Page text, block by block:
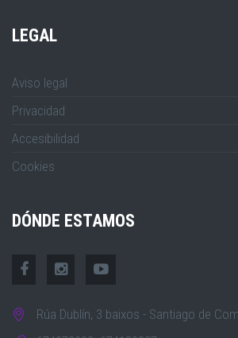
LEGAL
Aviso legal
Privacidad
Accesibilidad
Cookies
DÓNDE ESTAMOS
Rúa Dublín, 3 baixos - Santiago de